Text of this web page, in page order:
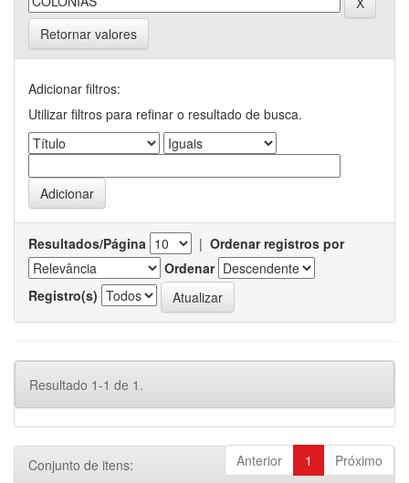
Retornar valores
Adicionar filtros:
Utilizar filtros para refinar o resultado de busca.
Resultados/Página | Ordenar registros por
Ordenar
Registro(s)
Resultado 1-1 de 1.
Anterior 1 Próximo
Conjunto de itens: